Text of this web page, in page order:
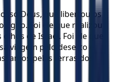
Deus, que libertou os
Egito. Foi ele que realizou
de Israel. Foi ele que
viagem pelo deserto e
pelas terras dos